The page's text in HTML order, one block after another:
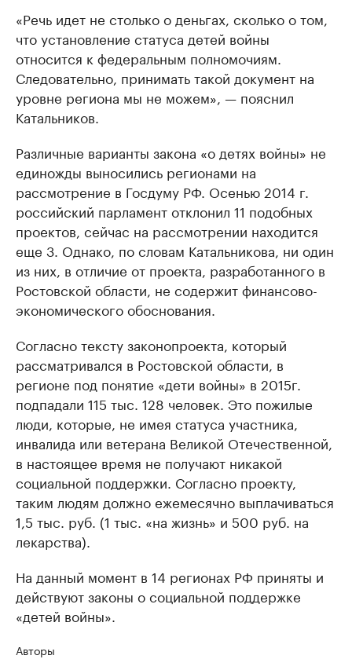
«Речь идет не столько о деньгах, сколько о том,
что установление статуса детей войны
относится к федеральным полномочиям.
Следовательно, принимать такой документ на
уровне региона мы не можем», — пояснил
Катальников.
Различные варианты закона «о детях войны» не
единожды выносились регионами на
рассмотрение в Госдуму РФ. Осенью 2014 г.
российский парламент отклонил 11 подобных
проектов, сейчас на рассмотрении находится
еще 3. Однако, по словам Катальникова, ни один
из них, в отличие от проекта, разработанного в
Ростовской области, не содержит финансово-
экономического обоснования.
Согласно тексту законопроекта, который
рассматривался в Ростовской области, в
регионе под понятие «дети войны» в 2015г.
подпадали 115 тыс. 128 человек. Это пожилые
люди, которые, не имея статуса участника,
инвалида или ветерана Великой Отечественной,
в настоящее время не получают никакой
социальной поддержки. Согласно проекту,
таким людям должно ежемесячно выплачиваться
1,5 тыс. руб. (1 тыс. «на жизнь» и 500 руб. на
лекарства).
На данный момент в 14 регионах РФ приняты и
действуют законы о социальной поддержке
«детей войны».
Авторы